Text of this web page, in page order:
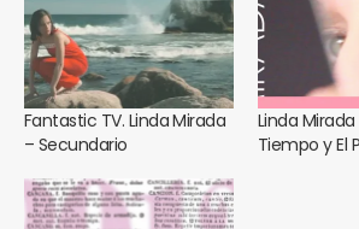
Fantastic TV. Linda Mirada
– Secundario
Linda
Tiempo y El